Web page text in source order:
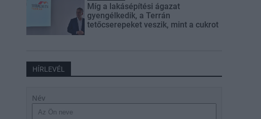
Míg a lakásépítési ágazat
gyengélkedik, a Terrán
tetőcserepeket veszik, mint a cukrot
HÍRLEVÉL
Név